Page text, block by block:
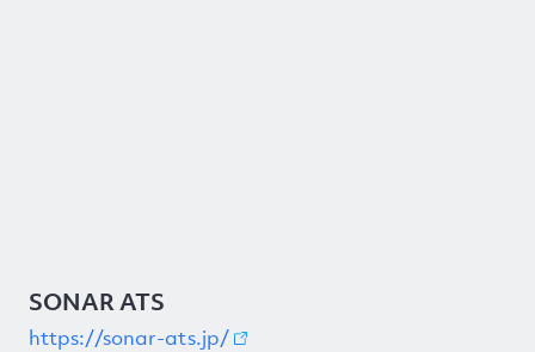
SONAR ATS
https://sonar-ats.jp/